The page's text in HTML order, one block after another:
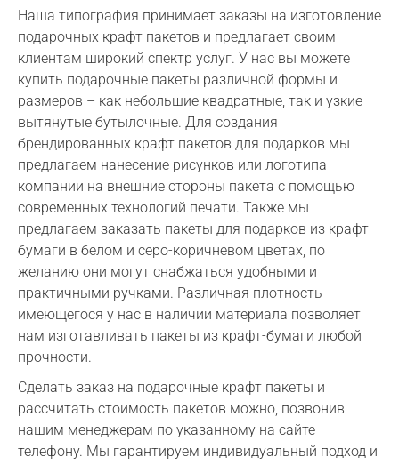
Наша типография принимает заказы на изготовление
подарочных крафт пакетов и предлагает своим
клиентам широкий спектр услуг. У нас вы можете
купить подарочные пакеты различной формы и
размеров – как небольшие квадратные, так и узкие
вытянутые бутылочные. Для создания
брендированных крафт пакетов для подарков мы
предлагаем нанесение рисунков или логотипа
компании на внешние стороны пакета с помощью
современных технологий печати. Также мы
предлагаем заказать пакеты для подарков из крафт
бумаги в белом и серо-коричневом цветах, по
желанию они могут снабжаться удобными и
практичными ручками. Различная плотность
имеющегося у нас в наличии материала позволяет
нам изготавливать пакеты из крафт-бумаги любой
прочности.
Сделать заказ на подарочные крафт пакеты и
рассчитать стоимость пакетов можно, позвонив
нашим менеджерам по указанному на сайте
телефону. Мы гарантируем индивидуальный подход и